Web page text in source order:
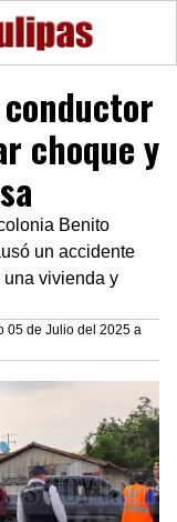
choque y
Benito
un accidente
vivienda y
05 de Julio del 2025 a